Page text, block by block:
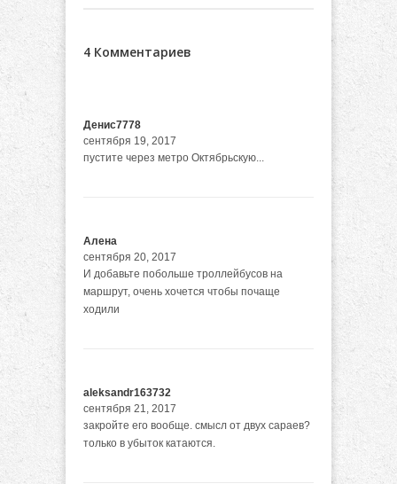
4 Комментариев
Денис7778
сентября 19, 2017
пустите через метро Октябрьскую...
Алена
сентября 20, 2017
И добавьте побольше троллейбусов на
маршрут, очень хочется чтобы почаще
ходили
aleksandr163732
сентября 21, 2017
закройте его вообще. смысл от двух сараев?
только в убыток катаются.